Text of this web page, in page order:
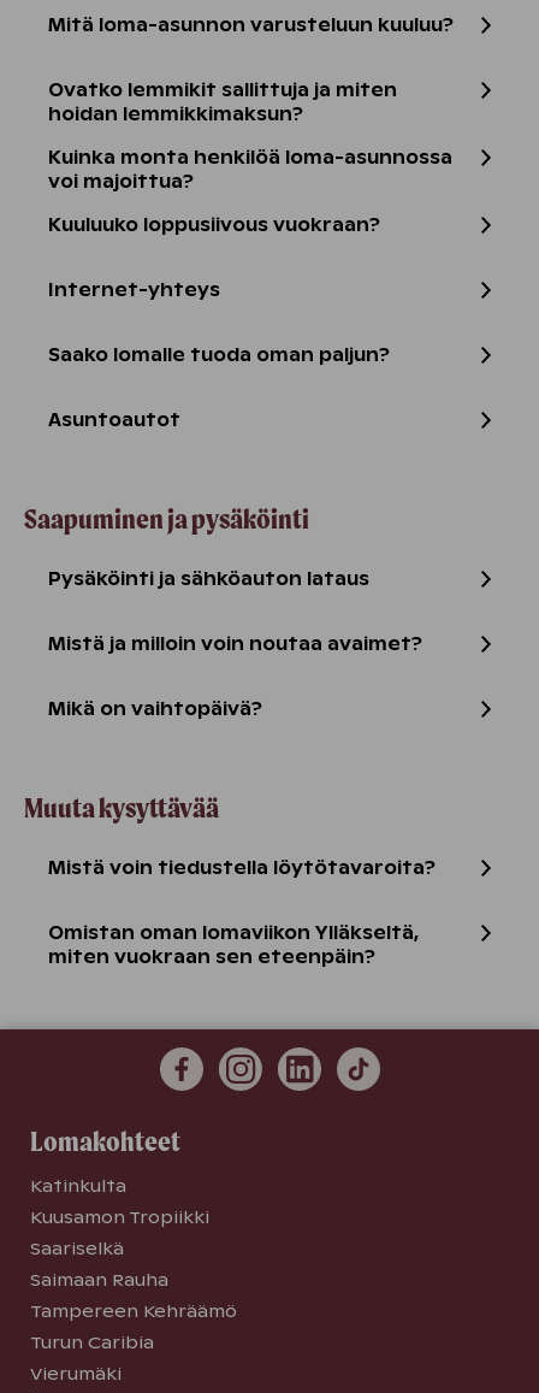
Mitä loma-asunnon varusteluun kuuluu?
Ovatko lemmikit sallittuja ja miten
hoidan lemmikkimaksun?
Kuinka monta henkilöä loma-asunnossa
voi majoittua?
Kuuluuko loppusiivous vuokraan?
Internet-yhteys
Saako lomalle tuoda oman paljun?
Asuntoautot
Saapuminen ja pysäköinti
Pysäköinti ja sähköauton lataus
Mistä ja milloin voin noutaa avaimet?
Mikä on vaihtopäivä?
Muuta kysyttävää
Mistä voin tiedustella löytötavaroita?
Omistan oman lomaviikon Ylläkseltä,
miten vuokraan sen eteenpäin?
Lomakohteet
Katinkulta
Kuusamon Tropiikki
Saariselkä
Saimaan Rauha
Tampereen Kehräämö
Turun Caribia
Vierumäki